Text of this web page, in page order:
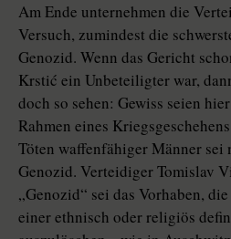
Am Ende unternehmen die
Versuch, zumindest die
Genozid. Wenn das Gericht
Krstić ein Unbeteiligter war,
doch so sehen: Gewiss seien
Rahmen eines
Töten waffenfähiger Männer
Genozid. Verteidiger Tomislav
„Genozid“ sei das Vorhaben,
einer ethnisch oder religiös